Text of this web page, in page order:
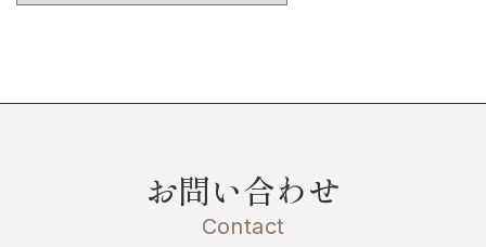
お問い合わせ
Contact